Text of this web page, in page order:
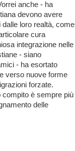
anche - ha
devono avere
loro realtà, come
cura
integrazione nelle
- siano
- ha esortato
verso nuove forme
forzate.
compito è sempre più
delle